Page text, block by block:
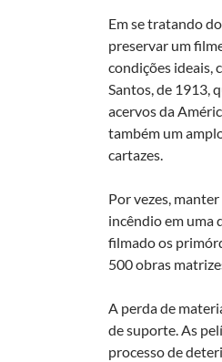
Em se tratando
preservar um
condições ideais,
Santos, de 1913,
acervos da
também um
cartazes.
Por vezes,
incêndio em uma
filmado os
500 obras
A perda de
de suporte. As
processo de